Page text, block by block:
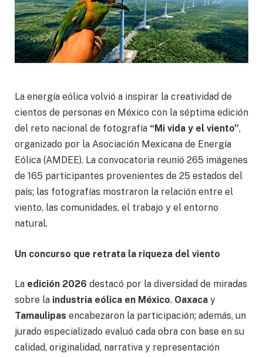
La energía eólica volvió a inspirar la creatividad de
cientos de personas en México con la séptima edición
del reto nacional de fotografía “Mi vida y el viento”,
organizado por la Asociación Mexicana de Energía
Eólica (AMDEE). La convocatoria reunió 265 imágenes
de 165 participantes provenientes de 25 estados del
país; las fotografías mostraron la relación entre el
viento, las comunidades, el trabajo y el entorno
natural.
Un concurso que retrata la riqueza del viento
La edición 2026 destacó por la diversidad de miradas
sobre la industria eólica en México. Oaxaca y
Tamaulipas encabezaron la participación; además, un
jurado especializado evaluó cada obra con base en su
calidad, originalidad, narrativa y representación